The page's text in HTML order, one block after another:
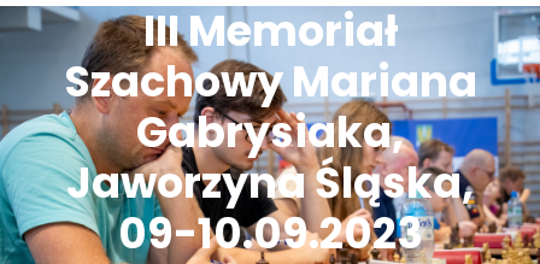
III Memoriał
Szachowy Mariana
Gabrysiaka,
Jaworzyna Śląska,
09-10.09.2023